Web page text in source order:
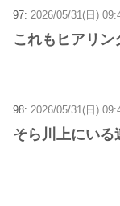
97: 2026/05/31(日)
これもヒアリン
98: 2026/05/31(日)
そら川上にいる